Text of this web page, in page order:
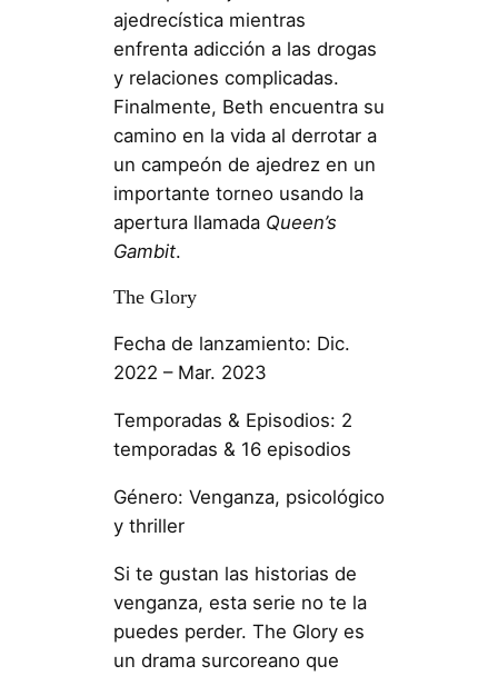
ajedrecística mientras
enfrenta adicción a las drogas
y relaciones complicadas.
Finalmente, Beth encuentra su
camino en la vida al derrotar a
un campeón de ajedrez en un
importante torneo usando la
apertura llamada Queen’s
Gambit.
The Glory
Fecha de lanzamiento: Dic.
2022 – Mar. 2023
Temporadas & Episodios: 2
temporadas & 16 episodios
Género: Venganza, psicológico
y thriller
Si te gustan las historias de
venganza, esta serie no te la
puedes perder. The Glory es
un drama surcoreano que